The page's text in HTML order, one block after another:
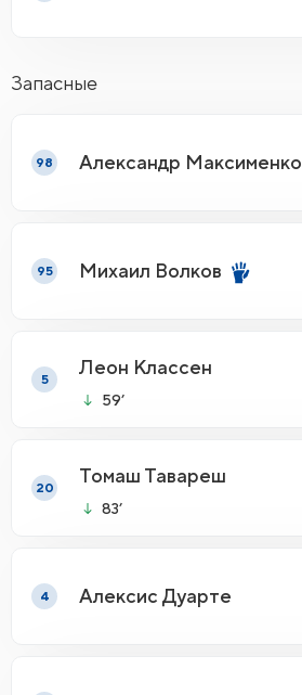
Запасные
98 Александр Максименко
95 Михаил Волков
5
Леон Классен
59’
20
Томаш Тавареш
83’
4 Алексис Дуарте